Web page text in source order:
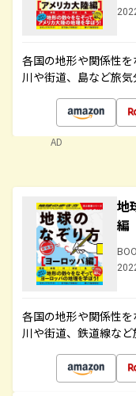
各国の地形や関係性を
川や街道、島など旅気
AD
地
編
各国の地形や関係性を
川や街道、鉄道線など